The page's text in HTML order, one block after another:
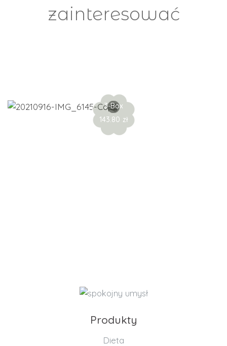
zainteresować
3-Box
143.80 zł
Produkty
Dieta